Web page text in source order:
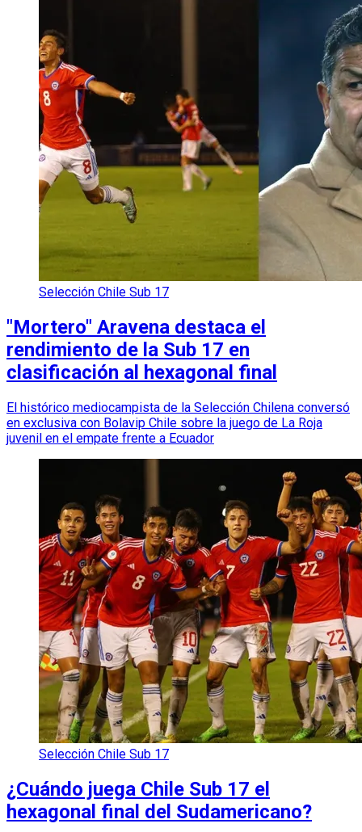
Selección Chile Sub 17
"Mortero" Aravena destaca el
rendimiento de la Sub 17 en
clasificación al hexagonal final
El histórico mediocampista de la Selección Chilena conversó
en exclusiva con Bolavip Chile sobre la juego de La Roja
juvenil en el empate frente a Ecuador
Selección Chile Sub 17
¿Cuándo juega Chile Sub 17 el
hexagonal final del Sudamericano?